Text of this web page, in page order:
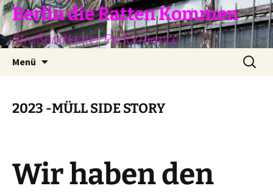
Zum
Inhalt
springen
Berlin die Ratten Kommen
Straßentheater Performance
Menü
Suchen
nach:
2023 -MÜLL SIDE STORY
Wir haben den